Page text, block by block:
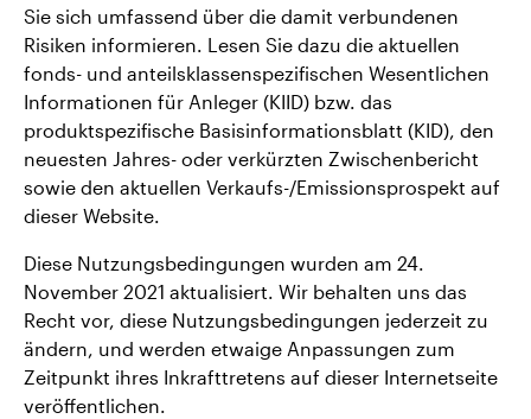
Sie sich umfassend über die damit verbundenen
Risiken informieren. Lesen Sie dazu die aktuellen
fonds- und anteilsklassenspezifischen Wesentlichen
Informationen für Anleger (KIID) bzw. das
produktspezifische Basisinformationsblatt (KID), den
neuesten Jahres- oder verkürzten Zwischenbericht
sowie den aktuellen Verkaufs-/Emissionsprospekt auf
dieser Website.
Diese Nutzungsbedingungen wurden am 24.
November 2021 aktualisiert. Wir behalten uns das
Recht vor, diese Nutzungsbedingungen jederzeit zu
ändern, und werden etwaige Anpassungen zum
Zeitpunkt ihres Inkrafttretens auf dieser Internetseite
veröffentlichen.